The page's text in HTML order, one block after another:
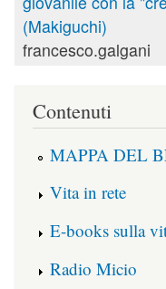
(Makiguchi)
francesco.galgani
Contenuti
MAPPA DEL
Vita in rete
E-books sulla
Radio Micio